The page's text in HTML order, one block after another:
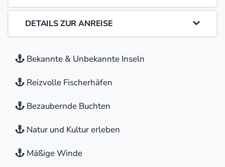
DETAILS ZUR ANREISE
Bekannte & Unbekannte Inseln
Reizvolle Fischerhäfen
Bezaubernde Buchten
Natur und Kultur erleben
Mäßige Winde